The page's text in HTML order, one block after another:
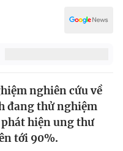
nghiên cứu về
đang thử nghiệm
hiện ung thư
tới 90%.